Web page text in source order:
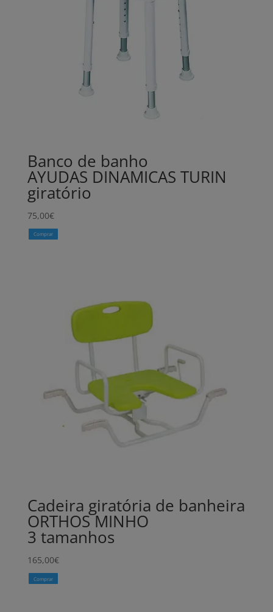
Banco de banho
AYUDAS DINAMICAS TURIN
giratório
75,00€
Comprar
Cadeira giratória de banheira
ORTHOS MINHO
3 tamanhos
165,00€
Comprar